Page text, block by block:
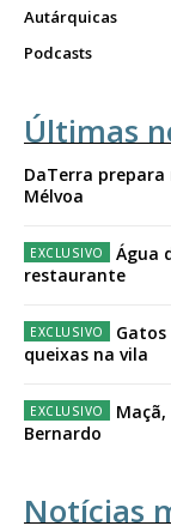
Autárquicas
Podcasts
Últimas
DaTerra
Mélvoa
Água
restaurante
queixas na vila
Bernardo
Notícias